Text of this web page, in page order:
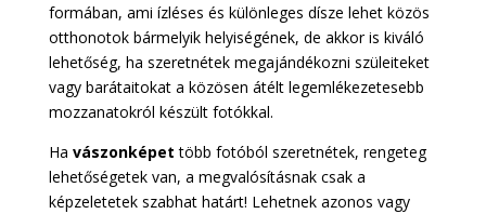
formában, ami ízléses és különleges dísze lehet közös
otthonotok bármelyik helyiségének, de akkor is kiváló
lehetőség, ha szeretnétek megajándékozni szüleiteket
vagy barátaitokat a közösen átélt legemlékezetesebb
mozzanatokról készült fotókkal.
Ha vászonképet több fotóból szeretnétek, rengeteg
lehetőségetek van, a megvalósításnak csak a
képzeletetek szabhat határt! Lehetnek azonos vagy